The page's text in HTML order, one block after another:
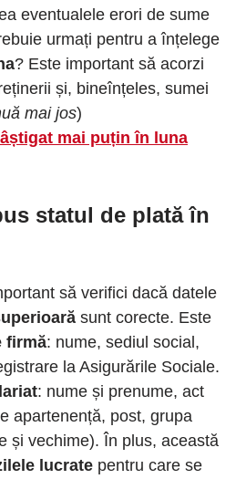
eventualele erori de sume
urmați pentru a înțelege
? Este important să acorzi
și, bineînțeles, sumei
mai jos)
mai puțin în luna
statul de plată în
să verifici dacă datele
sunt corecte. Este
firmă: nume, sediul social,
la Asigurările Sociale.
: nume și prenume, act
apartenență, post, grupa
și vechime). În plus, această
lucrate pentru care se